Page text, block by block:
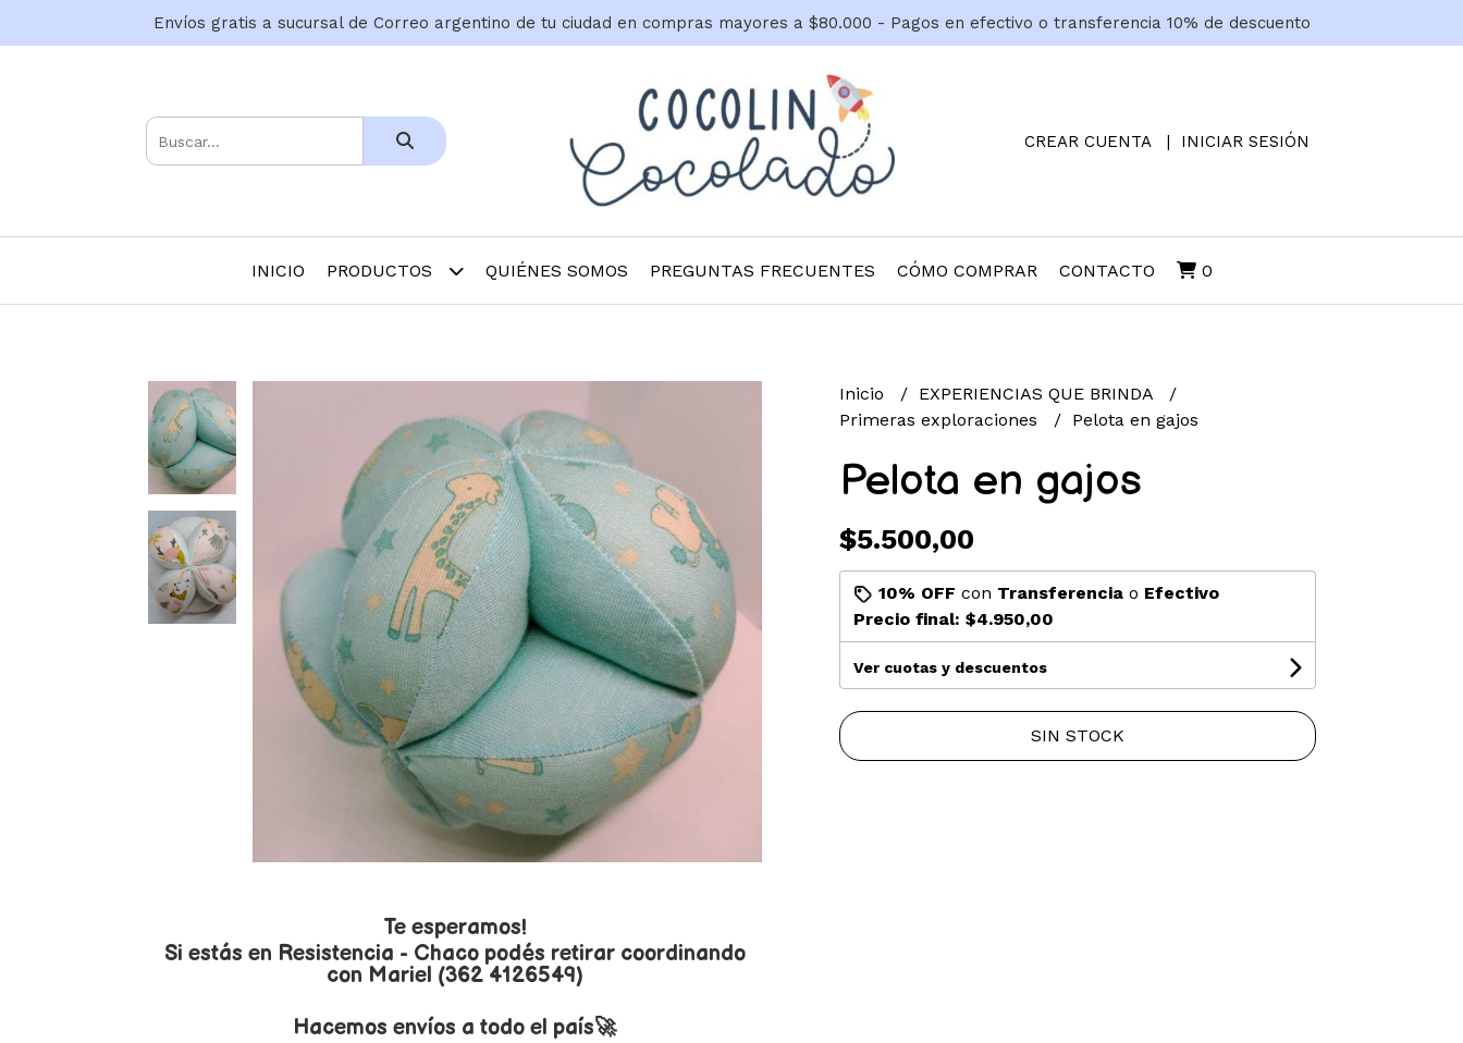
Envíos gratis a sucursal de Correo argentino de tu ciudad en compras mayores a $80.000 - Pagos en efectivo o transferencia 10% de descuento
CREAR CUENTA INICIAR SESIÓN
INICIO PRODUCTOS QUIÉNES SOMOS PREGUNTAS FRECUENTES CÓMO COMPRAR CONTACTO 0
Te esperamos!
Si estás en Resistencia - Chaco podés retirar coordinando
con Mariel (362 4126549)
Hacemos envíos a todo el país🚀
Inicio
EXPERIENCIAS QUE BRINDA
Primeras exploraciones
Pelota en gajos
Pelota en gajos
$5.500,00
10% OFF con Transferenciao Efectivo
Precio final: $4.950,00
Ver cuotas y descuentos
SIN STOCK